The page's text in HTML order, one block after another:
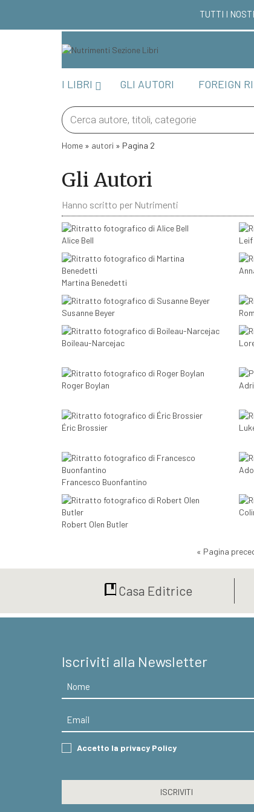
TUTTI I
I LIBRI GLI AUTORI FOREIGN
Products
search
Home » autori » Pagina 2
Gli Autori
Hanno scritto per Nutrimenti
Alice Bell Leif
Martina Benedetti
Susanne Beyer
Boileau-Narcejac
Roger Boylan
Éric Brossier
Francesco Buonfantino
Robert Olen Butler
« Pagina
Casa Editrice
Iscriviti alla Newsletter
Nome
Email
Consent
Accetto la privacy Policy